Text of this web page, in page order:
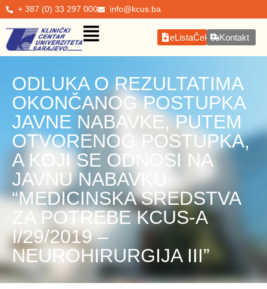
+ 387 (0) 33 297 000 info@kcus.ba
eListaČekanjaKontakt
ODLUKA O REZULTATIMA
OKONČANOG POSTUPKA
JAVNE NABAVKE, PUTEM
OTVORENOG POSTUPKA,
A KOJI SE ODNOSI NA
JAVNU NABAVKU
“MEDICINSKA SREDSTVA
ZA POTREBE KCUS-A
I/29/2019 –
NEUROHIRURGIJA III”